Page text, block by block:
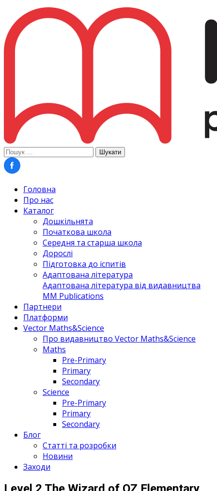
Пошук:
Головна
Про нас
Каталог
Дошкільнята
Початкова школа
Середня та старша школа
Дорослі
Підготовка до іспитів
Адаптована література
Адаптована література від видавництва
MM Publications
Партнери
Платформи
Vector Maths&Science
Про видавництво Vector Maths&Science
Maths
Pre-Primary
Primary
Secondary
Science
Pre-Primary
Primary
Secondary
Блог
Статті та розробки
Новини
Заходи